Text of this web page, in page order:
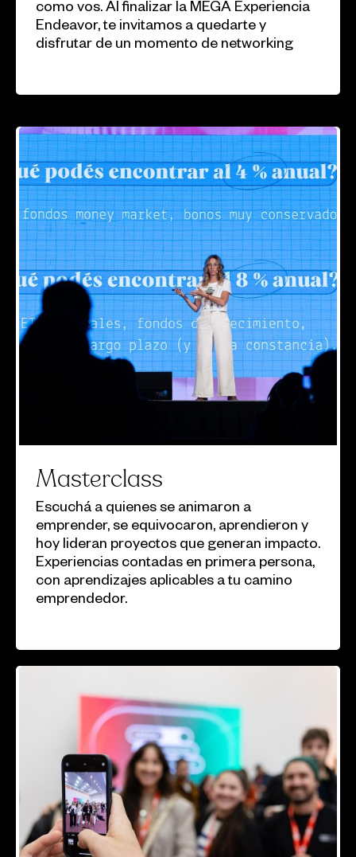
como vos. Al finalizar la MEGA Experiencia
Endeavor, te invitamos a quedarte y
disfrutar de un momento de networking
Masterclass
Escuchá a quienes se animaron a
emprender, se equivocaron, aprendieron y
hoy lideran proyectos que generan impacto.
Experiencias contadas en primera persona,
con aprendizajes aplicables a tu camino
emprendedor.